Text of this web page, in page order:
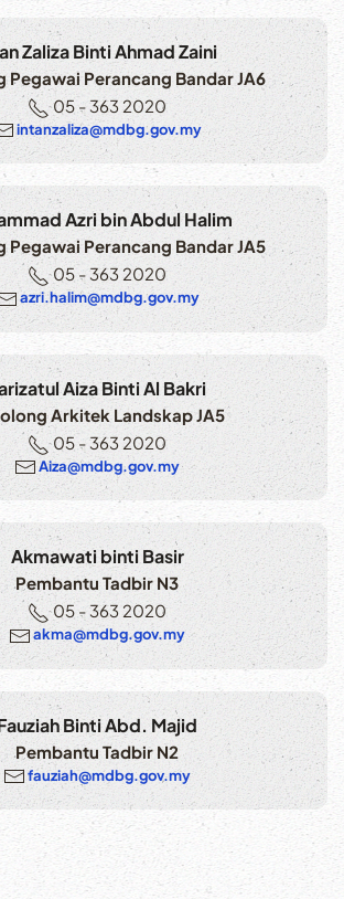
Zaliza Binti Ahmad Zaini
Pegawai Perancang Bandar JA6
05 - 363 2020
intanzaliza@mdbg.gov.my
Azri bin Abdul Halim
Pegawai Perancang Bandar JA5
05 - 363 2020
azri.halim@mdbg.gov.my
Aiza Binti Al Bakri
Arkitek Landskap JA5
05 - 363 2020
Aiza@mdbg.gov.my
Akmawati binti Basir
Pembantu Tadbir N3
05 - 363 2020
akma@mdbg.gov.my
Binti Abd. Majid
Pembantu Tadbir N2
fauziah@mdbg.gov.my